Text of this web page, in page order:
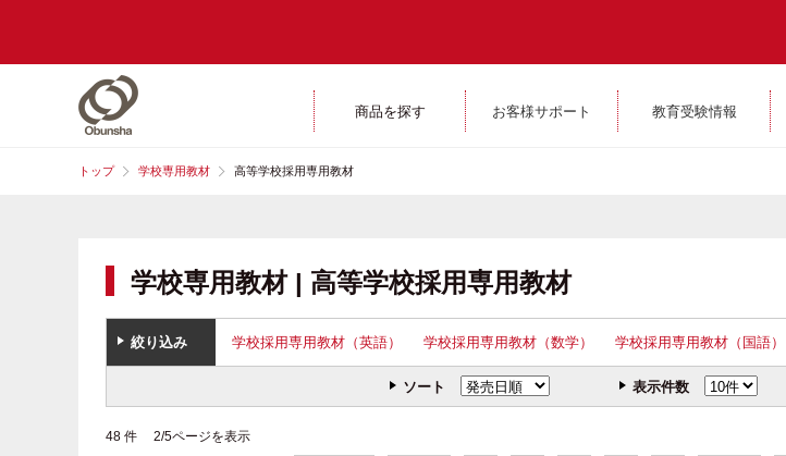
商品を探す お客様サポート 教育受験情報
トップ 学校専用教材 高等学校採用専用教材
学校専用教材 | 高等学校採用専用教材
絞り込み 学校採用専用教材（英語） 学校採用専用教材（数学） 学校採用専用教材（国語）
ソート 表示件数
48 件 2/5ページを表示